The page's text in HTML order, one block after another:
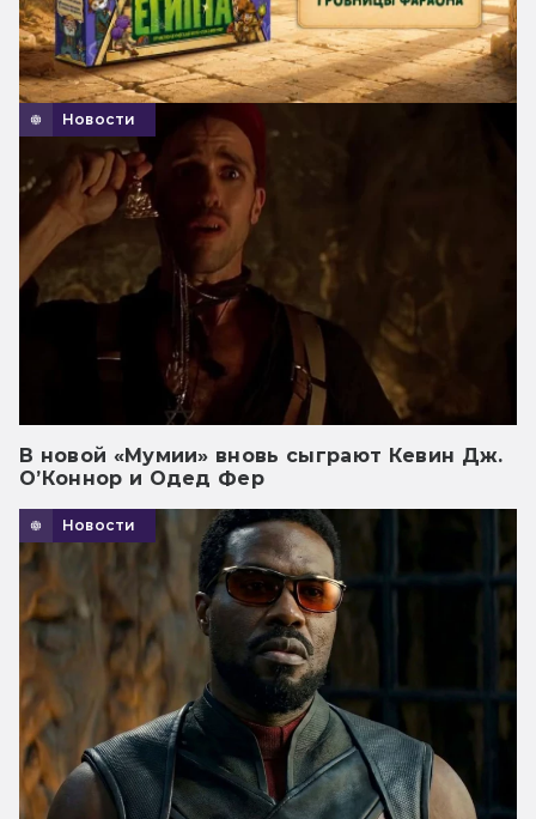
Новости
В новой «Мумии» вновь сыграют Кевин Дж.
О’Коннор и Одед Фер
Новости